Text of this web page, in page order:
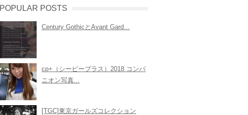
POPULAR POSTS
Century GothicとAvant Gard...
cp+（シーピープラス）2018 コンパ
ニオン写真...
[TGC]東京ガールズコレクション